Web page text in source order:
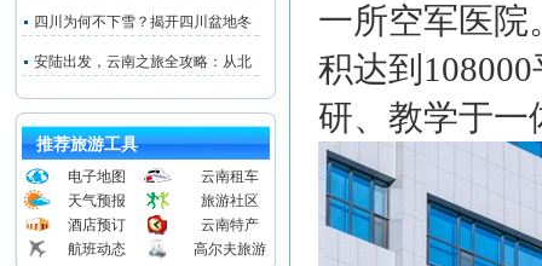
四川为何不下雪？揭开四川盆地冬
安陆出发，云南之旅全攻略：从北
推荐旅游工具
电子地图
云南租车
天气预报
旅游社区
酒店预订
云南特产
航班动态
高尔夫旅游
一所空军医院
积达到
研、教学于一